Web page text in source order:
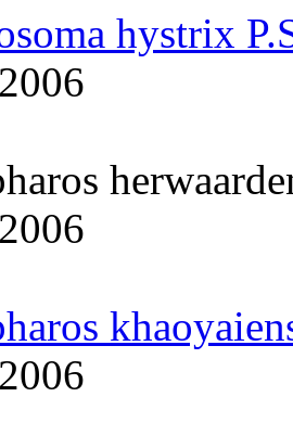
hystrix